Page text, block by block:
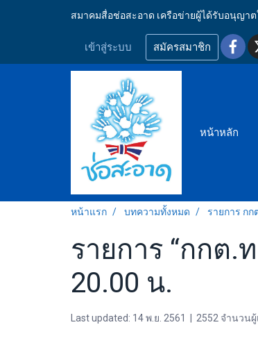
สมาคมสื่อช่อสะอาด เครือข่ายผู้ได้รับอนุญา
เข้าสู่ระบบ สมัครสมาชิก
หน้าหลัก
หน้าแรก บทความทั้งหมด รายการ กก
รายการ “กกต.
20.00 น.
Last updated: 14 พ.ย. 2561 2552 จำนวน